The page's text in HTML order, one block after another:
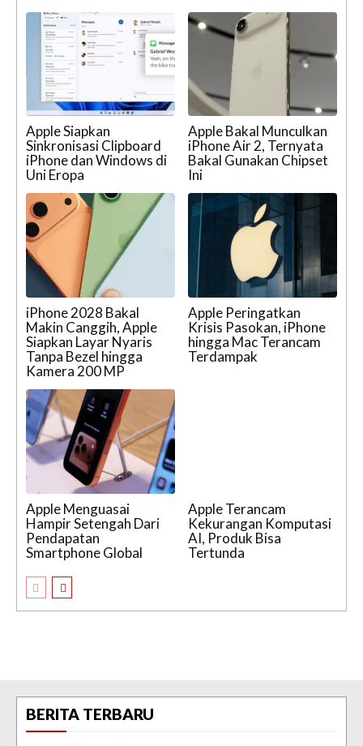
Apple Siapkan
Sinkronisasi Clipboard
iPhone dan Windows di
Uni Eropa
Apple Bakal Munculkan
iPhone Air 2, Ternyata
Bakal Gunakan Chipset
Ini
iPhone 2028 Bakal
Makin Canggih, Apple
Siapkan Layar Nyaris
Tanpa Bezel hingga
Kamera 200 MP
Apple Peringatkan
Krisis Pasokan, iPhone
hingga Mac Terancam
Terdampak
Apple Menguasai
Hampir Setengah Dari
Pendapatan
Smartphone Global
Apple Terancam
Kekurangan Komputasi
AI, Produk Bisa
Tertunda
BERITA TERBARU